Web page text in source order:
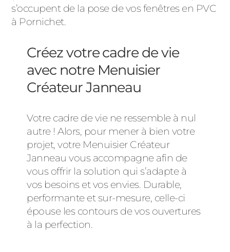
s’occupent de la pose de vos fenêtres en PVC
à Pornichet.
Créez votre cadre de vie
avec notre Menuisier
Créateur Janneau
Votre cadre de vie ne ressemble à nul
autre ! Alors, pour mener à bien votre
projet, votre Menuisier Créateur
Janneau vous accompagne afin de
vous offrir la solution qui s’adapte à
vos besoins et vos envies. Durable,
performante et sur-mesure, celle-ci
épouse les contours de vos ouvertures
à la perfection.